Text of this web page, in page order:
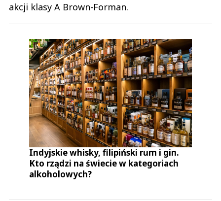
akcji klasy A Brown-Forman.
Indyjskie whisky, filipiński rum i gin.
Kto rządzi na świecie w kategoriach
alkoholowych?